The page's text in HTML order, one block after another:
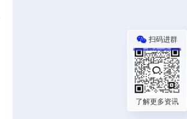
扫码进群
了解更多资讯